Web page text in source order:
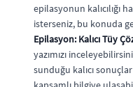
epilasyonun kalıcılığı
isterseniz, bu konuda
Epilasyon: Kalıcı Tüy
yazımızı
sunduğu kalıcı